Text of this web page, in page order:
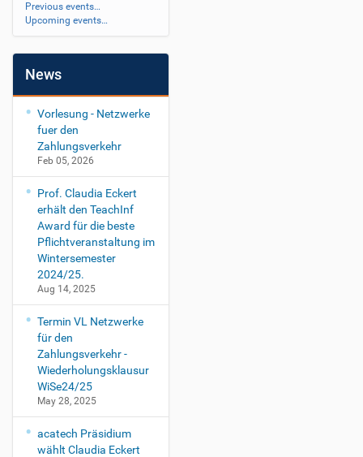
Previous events…
Upcoming events…
News
Vorlesung - Netzwerke
fuer den
Zahlungsverkehr
Feb 05, 2026
Prof. Claudia Eckert
erhält den TeachInf
Award für die beste
Pflichtveranstaltung im
Wintersemester
2024/25.
Aug 14, 2025
Termin VL Netzwerke
für den
Zahlungsverkehr -
Wiederholungsklausur
WiSe24/25
May 28, 2025
acatech Präsidium
wählt Claudia Eckert